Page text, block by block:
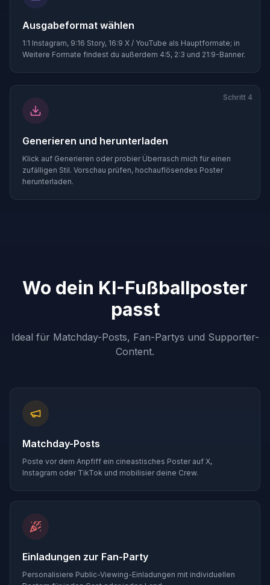
Ausgabeformat wählen
1:1 Instagram, 9:16 Story, 16:9 X / YouTube als Hauptformate; in
Weitere Formate findest du außerdem 4:5, 2:3 und 21:9-Banner.
Schritt 4
Generieren und herunterladen
Klick auf Generieren oder probier Überrasch mich für einen
zufälligen Stil. Vorschau prüfen, hochauflösendes Poster
herunterladen.
Wo dein KI-Fußballposter
passt
Ideal für Matchday-Posts, Fan-Partys und Supporter-
Content.
Matchday-Posts
Poste vor dem Anpfiff ein cineastisches Poster auf X,
Instagram oder TikTok und mobilisier deine Crew.
Einladungen zur Fan-Party
Personalisiere Public-Viewing-Einladungen mit individuellen